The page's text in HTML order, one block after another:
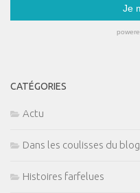
CATÉGORIES
Actu
Dans les coulisses du blog
Histoires farfelues